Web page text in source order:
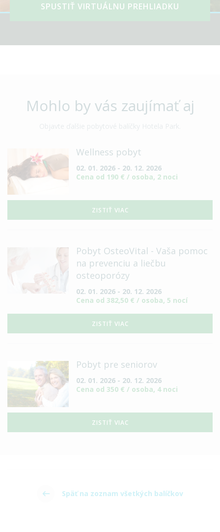
SPUSTIŤ VIRTUÁLNU PREHLIADKU
Mohlo by vás zaujímať aj
Wellness pobyt
02. 01. 2026 - 20. 12. 2026
Cena od 190 € / osoba, 2 noci
ZISTIŤ VIAC
Pobyt OsteoVital - Vaša pomoc
na prevenciu a liečbu
osteoporózy
02. 01. 2026 - 20. 12. 2026
Cena od 382,50 € / osoba, 5 nocí
ZISTIŤ VIAC
Pobyt pre seniorov
02. 01. 2026 - 20. 12. 2026
Cena od 350 € / osoba, 4 noci
ZISTIŤ VIAC
Späť na zoznam všetkých balíčkov